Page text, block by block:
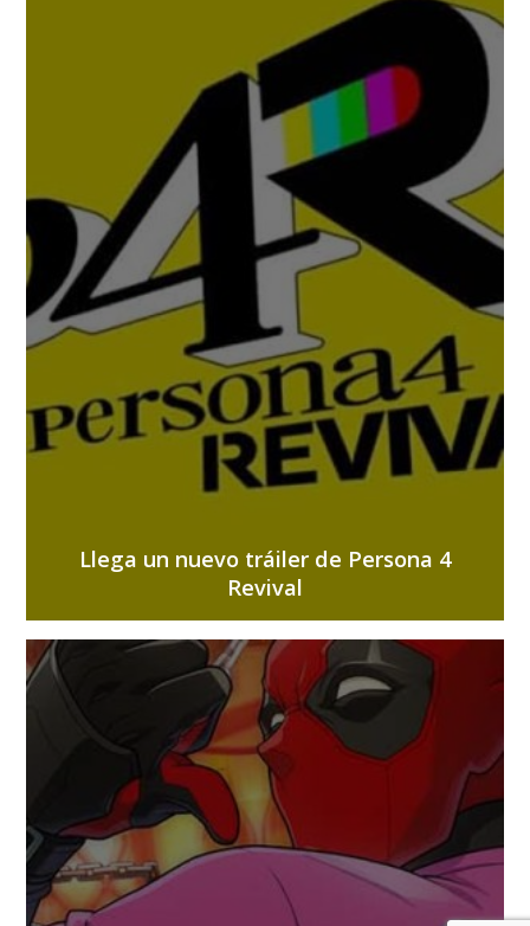
Llega un nuevo tráiler de Persona 4
Revival